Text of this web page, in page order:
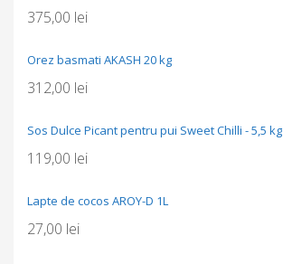
375,00 lei
Orez basmati AKASH 20 kg
312,00 lei
Sos Dulce Picant pentru pui Sweet Chilli - 5,5 kg
119,00 lei
Lapte de cocos AROY-D 1L
27,00 lei